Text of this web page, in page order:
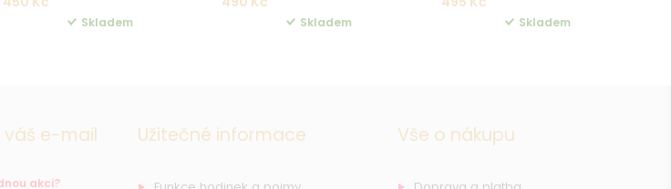
Skladem Skladem Skladem
váš e-mail
akci?
Užitečné informace Vše o nákupu